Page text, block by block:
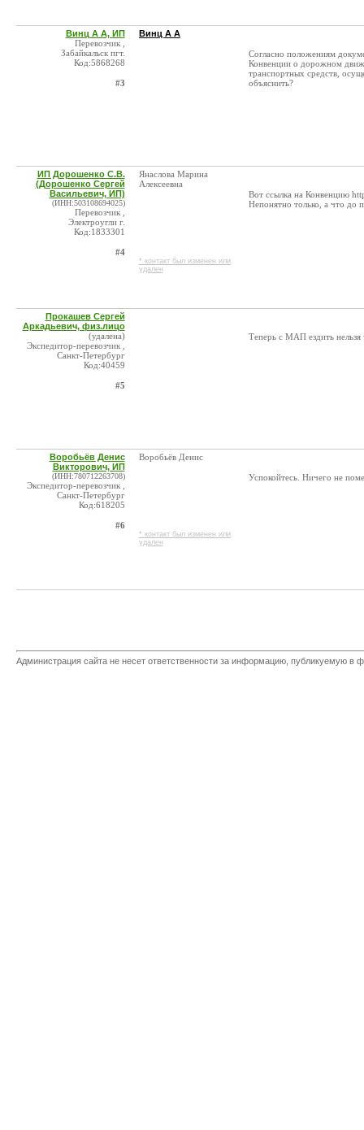
Винц А А, ИП
Перевозчик ,
Забайкальск пгт.
Код:5868268
#3
Винц А А
Согласно положениям
Конвенции о дорожном
транспортных средств,
объяснить?
ИП Дорошенко С.В.
(Дорошенко Сергей
Васильевич, ИП)
(ИНН:503108694025)
Перевозчик ,
Электроугли г.
Код:1833301
#4
Янаслова Марина
Алексеевна
* контакт был изменен или
удален
Вот ссылка на Конвенцию
Непонятно только, а что до
Прокашев Сергей
Аркадьевич, физ.лицо
(удалена)
Экспедитор-перевозчик ,
Санкт-Петербург
Код:40459
#5
Теперь с МАП ездить
Воробьёв Денис
Викторович, ИП
(ИНН:780712263708)
Экспедитор-перевозчик ,
Санкт-Петербург
Код:618205
#6
Воробьёв Денис
* контакт был изменен или
удален
Успокойтесь. Ничего не
Администрация сайта не несет ответственности за информацию, публикуемую